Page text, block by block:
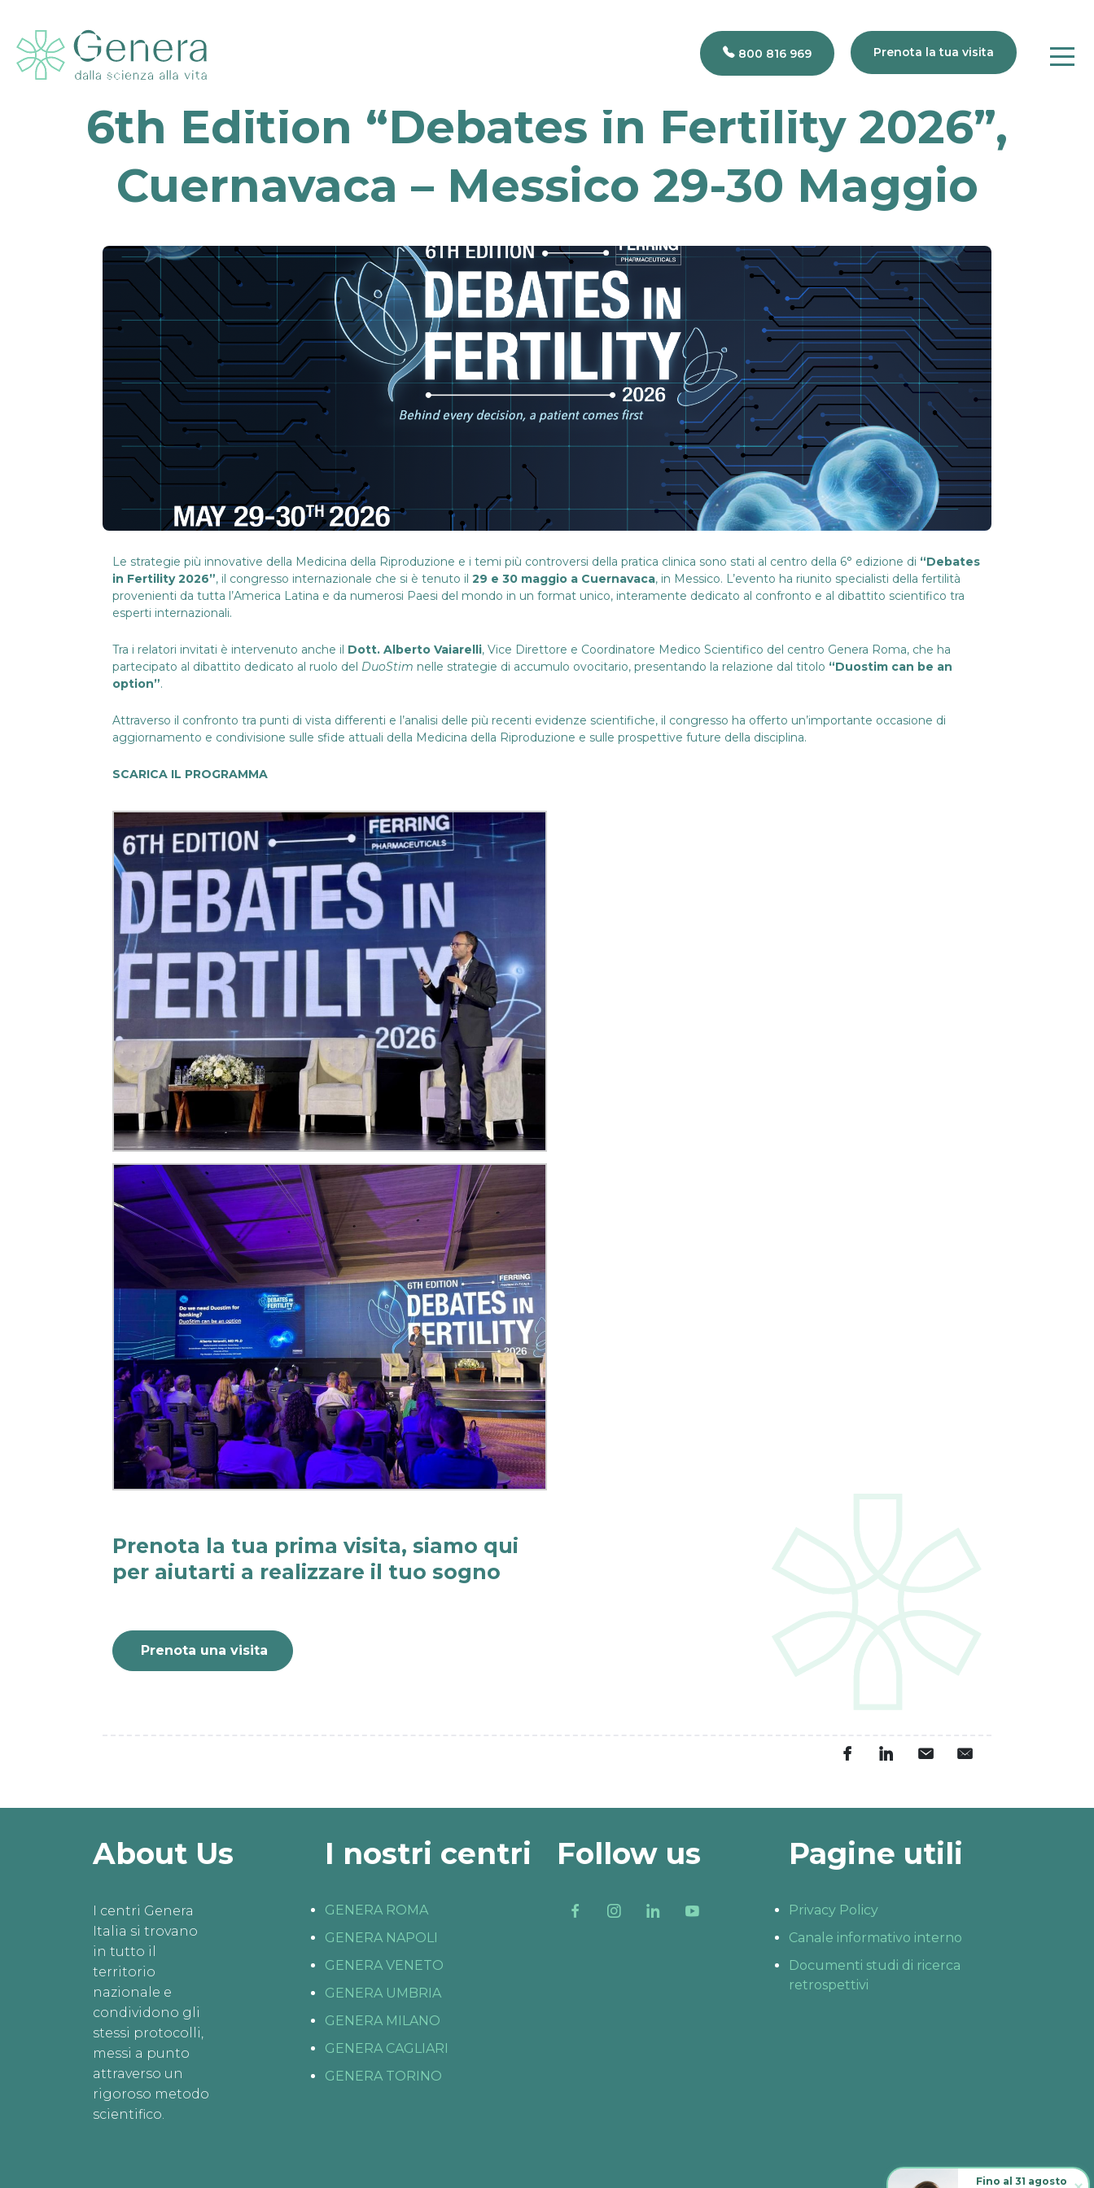
800 816 969 Prenota la tua visita
6th Edition “Debates in Fertility 2026”,
Cuernavaca – Messico 29-30 Maggio
Le strategie più innovative della Medicina della Riproduzione e i temi più controversi della pratica clinica sono stati al centro della 6° edizione di “Debates
in Fertility 2026”, il congresso internazionale che si è tenuto il 29 e 30 maggio a Cuernavaca, in Messico. L’evento ha riunito specialisti della fertilità
provenienti da tutta l’America Latina e da numerosi Paesi del mondo in un format unico, interamente dedicato al confronto e al dibattito scientifico tra
esperti internazionali.
Tra i relatori invitati è intervenuto anche il Dott. Alberto Vaiarelli, Vice Direttore e Coordinatore Medico Scientifico del centro Genera Roma, che ha
partecipato al dibattito dedicato al ruolo del DuoStim nelle strategie di accumulo ovocitario, presentando la relazione dal titolo “Duostim can be an
option”.
Attraverso il confronto tra punti di vista differenti e l’analisi delle più recenti evidenze scientifiche, il congresso ha offerto un’importante occasione di
aggiornamento e condivisione sulle sfide attuali della Medicina della Riproduzione e sulle prospettive future della disciplina.
SCARICA IL PROGRAMMA
Prenota la tua prima visita, siamo qui
per aiutarti a realizzare il tuo sogno
Prenota una visita
About Us
I centri Genera
Italia si trovano
in tutto il
territorio
nazionale e
condividono gli
stessi protocolli,
messi a punto
attraverso un
rigoroso metodo
scientifico.
I nostri centri
GENERA ROMA
GENERA NAPOLI
GENERA VENETO
GENERA UMBRIA
GENERA MILANO
GENERA CAGLIARI
GENERA TORINO
Follow us Pagine utili
Privacy Policy
Canale informativo interno
Documenti studi di ricerca
retrospettivi
Fino al 31 agosto